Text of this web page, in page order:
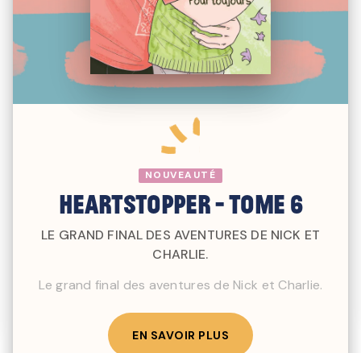
NOUVEAUTÉ
Heartstopper - Tome 6
LE GRAND FINAL DES AVENTURES DE NICK ET
CHARLIE.
Le grand final des aventures de Nick et Charlie.
EN SAVOIR PLUS